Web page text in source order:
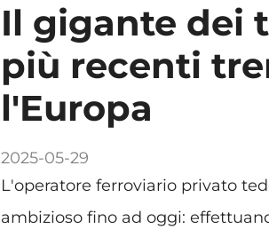
Il gigante dei
più recenti
l'Europa
2025-05-29
L'operatore ferroviario privato
ambizioso fino ad oggi: